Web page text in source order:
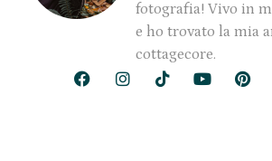
fotografia! Vivo in
e ho trovato la mia
cottagecore.